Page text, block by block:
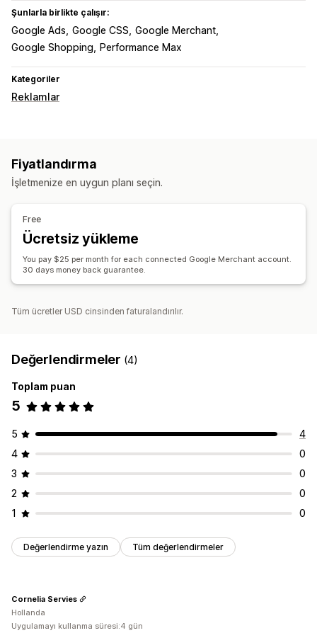
Şunlarla birlikte çalışır:
Google Ads Google CSS Google Merchant
Google Shopping
Performance Max
Kategoriler
Reklamlar
Fiyatlandırma
İşletmenize en uygun planı seçin.
Free
Ücretsiz yükleme
You pay $25 per month for each connected Google Merchant account.
30 days money back guarantee.
Tüm ücretler USD cinsinden faturalandırılır.
Değerlendirmeler (4)
Toplam puan
5
5
4
4
0
3
0
2
0
1
0
Değerlendirme yazın Tüm değerlendirmeler
Cornelia Servies
Hollanda
Uygulamayı kullanma süresi:4 gün